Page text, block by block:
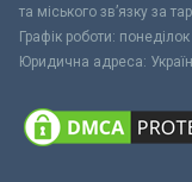
та міського зв’язку за
Графік роботи:
Юридична адреса: